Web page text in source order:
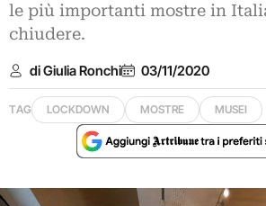
le più importanti mostre in
chiudere.
di Giulia Ronchi 03/11/2020
TAG LOCKDOWN MOSTRE MUSEI